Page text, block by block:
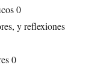
0
y reflexiones
0